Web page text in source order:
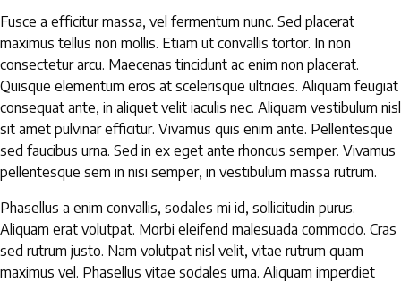
Fusce a efficitur massa, vel fermentum nunc. Sed placerat
maximus tellus non mollis. Etiam ut convallis tortor. In non
consectetur arcu. Maecenas tincidunt ac enim non placerat.
Quisque elementum eros at scelerisque ultricies. Aliquam feugiat
consequat ante, in aliquet velit iaculis nec. Aliquam vestibulum nisl
sit amet pulvinar efficitur. Vivamus quis enim ante. Pellentesque
sed faucibus urna. Sed in ex eget ante rhoncus semper. Vivamus
pellentesque sem in nisi semper, in vestibulum massa rutrum.
Phasellus a enim convallis, sodales mi id, sollicitudin purus.
Aliquam erat volutpat. Morbi eleifend malesuada commodo. Cras
sed rutrum justo. Nam volutpat nisl velit, vitae rutrum quam
maximus vel. Phasellus vitae sodales urna. Aliquam imperdiet